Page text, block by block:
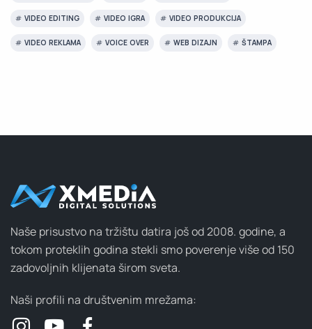
VIDEO EDITING VIDEO IGRA VIDEO PRODUKCIJA
VIDEO REKLAMA VOICE OVER WEB DIZAJN ŠTAMPA
Naše prisustvo na tržištu datira još od 2008. godine, a
tokom proteklih godina stekli smo poverenje više od 150
zadovoljnih klijenata širom sveta.
Naši profili na društvenim mrežama: